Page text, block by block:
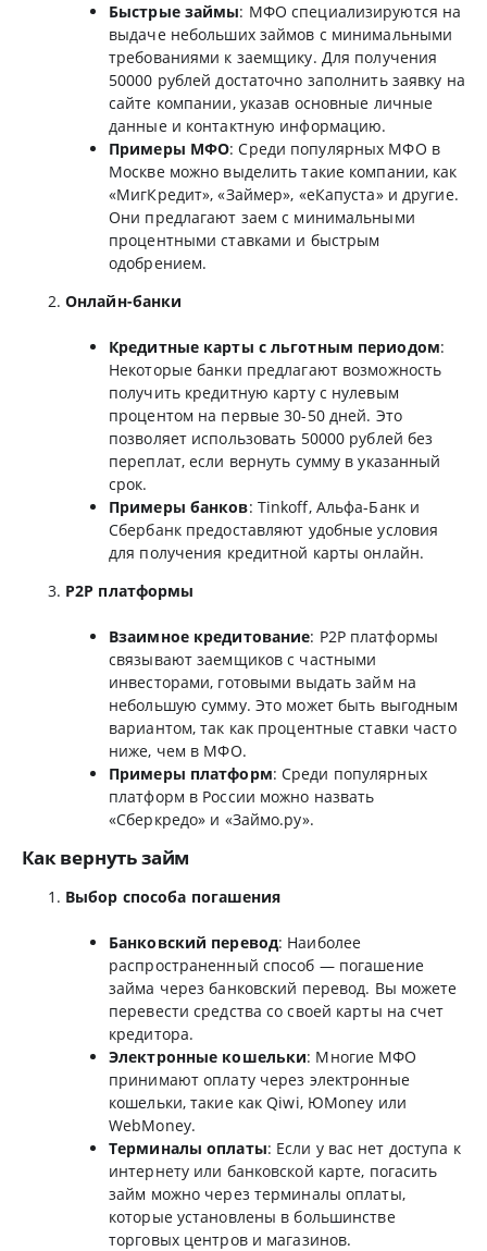
Быстрые займы: МФО специализируются на
выдаче небольших займов с минимальными
требованиями к заемщику. Для получения
50000 рублей достаточно заполнить заявку на
сайте компании, указав основные личные
данные и контактную информацию.
Примеры МФО: Среди популярных МФО в
Москве можно выделить такие компании, как
«МигКредит», «Займер», «еКапуста» и другие.
Они предлагают заем с минимальными
процентными ставками и быстрым
одобрением.
Онлайн-банки
Кредитные карты с льготным периодом:
Некоторые банки предлагают возможность
получить кредитную карту с нулевым
процентом на первые 30-50 дней. Это
позволяет использовать 50000 рублей без
переплат, если вернуть сумму в указанный
срок.
Примеры банков: Tinkoff, Альфа-Банк и
Сбербанк предоставляют удобные условия
для получения кредитной карты онлайн.
P2P платформы
Взаимное кредитование: P2P платформы
связывают заемщиков с частными
инвесторами, готовыми выдать займ на
небольшую сумму. Это может быть выгодным
вариантом, так как процентные ставки часто
ниже, чем в МФО.
Примеры платформ: Среди популярных
платформ в России можно назвать
«Сберкредо» и «Займо.ру».
Как вернуть займ
Выбор способа погашения
Банковский перевод: Наиболее
распространенный способ — погашение
займа через банковский перевод. Вы можете
перевести средства со своей карты на счет
кредитора.
Электронные кошельки: Многие МФО
принимают оплату через электронные
кошельки, такие как Qiwi, ЮMoney или
WebMoney.
Терминалы оплаты: Если у вас нет доступа к
интернету или банковской карте, погасить
займ можно через терминалы оплаты,
которые установлены в большинстве
торговых центров и магазинов.